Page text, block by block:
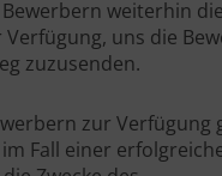
weiterhin die
uns die
zuzusenden.
zur Verfügung
Fall einer